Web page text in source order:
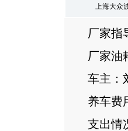
上海大众
厂家指导
厂家油
车主：
养车费用
支出情况